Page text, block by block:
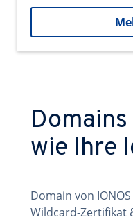
wie Ihre
Domain von
Wildcard-Zertifikat